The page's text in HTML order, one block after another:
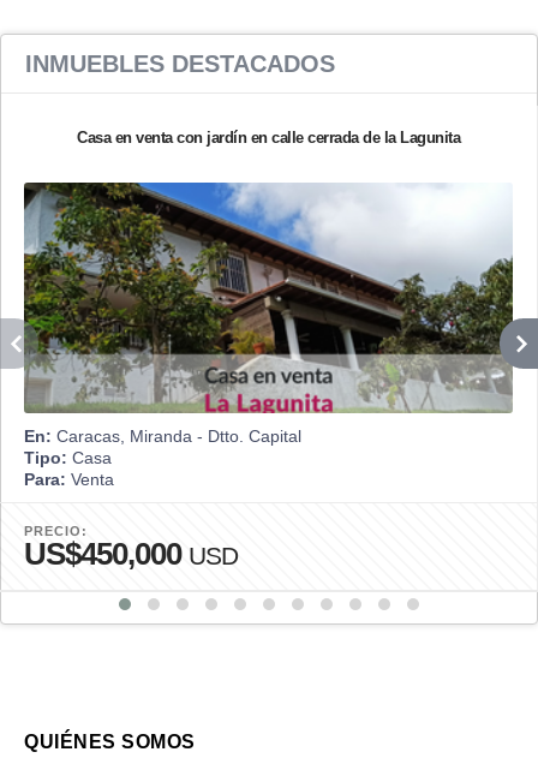
INMUEBLES DESTACADOS
Casa en venta con jardín en calle cerrada de la Lagunita
En: Caracas, Miranda - Dtto. Capital
Tipo: Casa
Para: Venta
PRECIO:
US$450,000 USD
QUIÉNES SOMOS